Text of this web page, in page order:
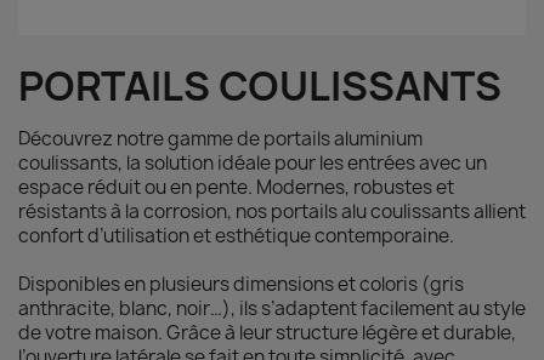
PORTAILS COULISSANTS
Découvrez notre gamme de portails aluminium
coulissants, la solution idéale pour les entrées avec un
espace réduit ou en pente. Modernes, robustes et
résistants à la corrosion, nos portails alu coulissants allient
confort d’utilisation et esthétique contemporaine.
Disponibles en plusieurs dimensions et coloris (gris
anthracite, blanc, noir…), ils s’adaptent facilement au style
de votre maison. Grâce à leur structure légère et durable,